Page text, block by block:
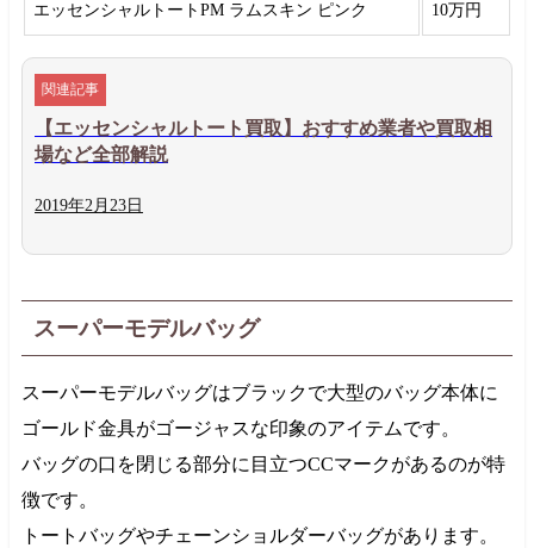
エッセンシャルトートPM ラムスキン ピンク 10万円
【エッセンシャルトート買取】おすすめ業者や買取相
場など全部解説
2019年2月 23日
スーパーモデルバッグ
スーパーモデルバッグはブラックで大型のバッグ本体に
ゴールド金具がゴージャスな印象のアイテムです。
バッグの口を閉じる部分に目立つCCマークがあるのが特
徴です。
トートバッグやチェーンショルダーバッグがあります。